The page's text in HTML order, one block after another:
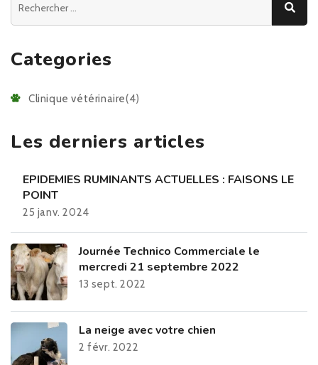
Categories
Clinique vétérinaire(4)
Les derniers articles
EPIDEMIES RUMINANTS ACTUELLES : FAISONS LE
POINT
25 janv. 2024
Journée Technico Commerciale le
mercredi 21 septembre 2022
13 sept. 2022
La neige avec votre chien
2 févr. 2022